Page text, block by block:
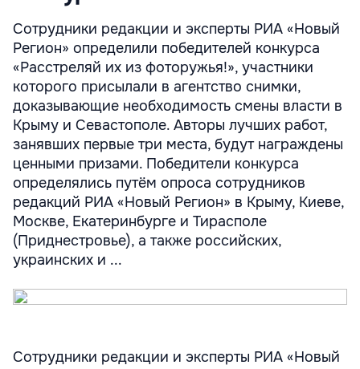
Сотрудники редакции и эксперты РИА «Новый
Регион» определили победителей конкурса
«Расстреляй их из фоторужья!», участники
которого присылали в агентство снимки,
доказывающие необходимость смены власти в
Крыму и Севастополе. Авторы лучших работ,
занявших первые три места, будут награждены
ценными призами. Победители конкурса
определялись путём опроса сотрудников
редакций РИА «Новый Регион» в Крыму, Киеве,
Москве, Екатеринбурге и Тирасполе
(Приднестровье), а также российских,
украинских и ...
Сотрудники редакции и эксперты РИА «Новый